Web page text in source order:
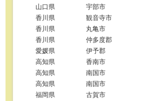
山口県
宇部市
香川県
観音寺市
香川県
丸亀市
香川県
仲多度郡
愛媛県
伊予郡
高知県
香南市
高知県
南国市
高知県
南国市
福岡県
古賀市